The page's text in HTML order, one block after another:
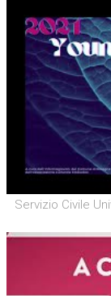
Servizio Civile